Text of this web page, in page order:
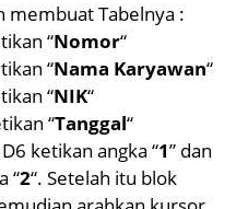
membuat Tabelnya :
“Nomor“
“Nama Karyawan“
“NIK“
“Tanggal“
ketikan angka “1” dan
“2“. Setelah itu blok